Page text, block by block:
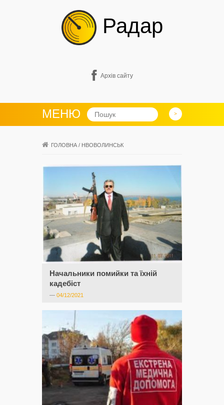
Радар
Архів сайту
МЕНЮ
ГОЛОВНА / НВОВОЛИНСЬК
Начальники помийки та їхній
кадебіст
— 04/12/2021